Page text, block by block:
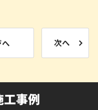
次へ
工事例